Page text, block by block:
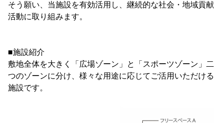
そう願い、当施設を有効活用し、継続的な社会・地域貢献
活動に取り組みます。
■施設紹介
敷地全体を大きく「広場ゾーン」と「スポーツゾーン」二
つのゾーンに分け、様々な用途に応じてご活用いただける
施設です。